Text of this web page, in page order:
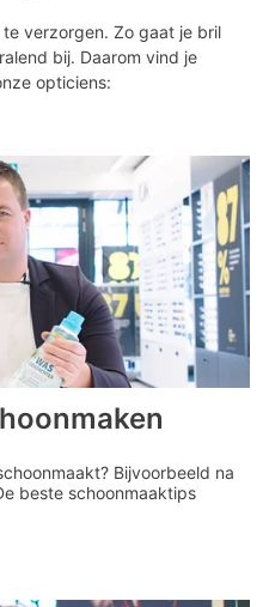
verzorgen. Zo gaat je bril
bij. Daarom vind je
opticiens:
Bijvoorbeeld na
beste schoonmaaktips